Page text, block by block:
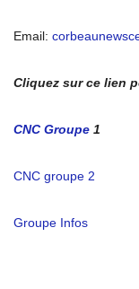
Email:
Cliquez sur ce lien
CNC Groupe 1
CNC groupe 2
Groupe Infos